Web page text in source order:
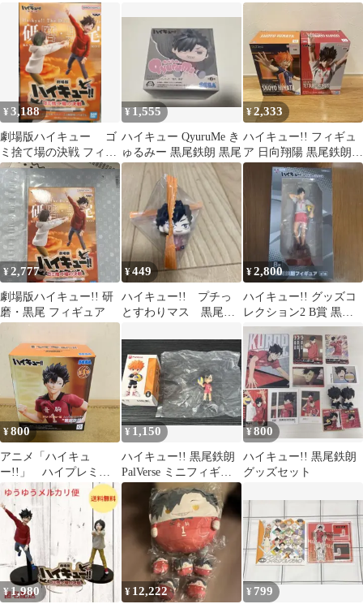
ト 黒尾鉄朗
ール
¥3,188
劇場版ハイキュー ゴ
ミ捨て場の決戦 フィギ
ュア 研磨 黒尾
¥1,555
ハイキュー QyuruMe き
ゅるみー 黒尾鉄朗 黒尾
¥2,333
ハイキュー!! フィギュ
ア 日向翔陽 黒尾鉄朗 2
種セット
¥2,777
劇場版ハイキュー!! 研
磨・黒尾 フィギュア
¥449
ハイキュー!! プチっ
とすわりマス 黒尾鉄
¥2,800
ハイキュー!! グッズコ
レクション2 B賞 黒尾
鉄朗 フィギュア
¥800
アニメ「ハイキュ
ー!!」 ハイプレミア
ムフィギュア“黒尾鉄
朗”
¥ 1,150
ハイキュー!! 黒尾鉄朗
PalVerse ミニフィギュ
ア
¥800
ハイキュー!! 黒尾鉄朗
グッズセット
¥1,980 ¥ 12,222 ¥ 799